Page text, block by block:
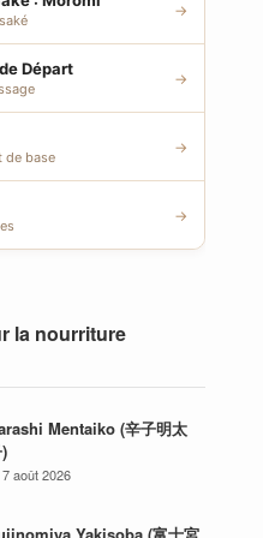
→
Départ →
de base
→
→
la nourriture
Mentaiko (辛子明太
7 août 2026